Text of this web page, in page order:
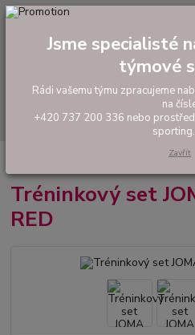
tel: +420 737 200 336
Tréninkový set JOMA
Tréninkový set
RED
Jsme specialisté
týmové
Rádi vašemu týmu zpracujeme
na
+420 737 200 336 nebo
Zavřít